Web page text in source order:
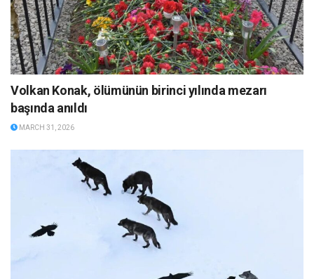
Volkan Konak, ölümünün birinci yılında mezarı
başında anıldı
MARCH 31, 2026